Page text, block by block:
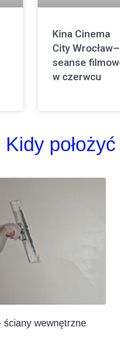
Kina Cinema
City Wrocław–
seanse
w czerwcu
Kidy
ściany wewnętrzne